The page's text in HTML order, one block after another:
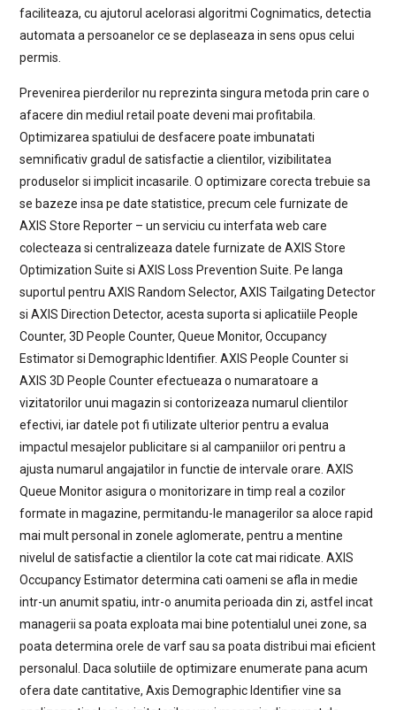
faciliteaza, cu ajutorul acelorasi algoritmi Cognimatics, detectia
automata a persoanelor ce se deplaseaza in sens opus celui
permis.
Prevenirea pierderilor nu reprezinta singura metoda prin care o
afacere din mediul retail poate deveni mai profitabila.
Optimizarea spatiului de desfacere poate imbunatati
semnificativ gradul de satisfactie a clientilor, vizibilitatea
produselor si implicit incasarile. O optimizare corecta trebuie sa
se bazeze insa pe date statistice, precum cele furnizate de
AXIS Store Reporter – un serviciu cu interfata web care
colecteaza si centralizeaza datele furnizate de AXIS Store
Optimization Suite si AXIS Loss Prevention Suite. Pe langa
suportul pentru AXIS Random Selector, AXIS Tailgating Detector
si AXIS Direction Detector, acesta suporta si aplicatiile People
Counter, 3D People Counter, Queue Monitor, Occupancy
Estimator si Demographic Identifier. AXIS People Counter si
AXIS 3D People Counter efectueaza o numaratoare a
vizitatorilor unui magazin si contorizeaza numarul clientilor
efectivi, iar datele pot fi utilizate ulterior pentru a evalua
impactul mesajelor publicitare si al campaniilor ori pentru a
ajusta numarul angajatilor in functie de intervale orare. AXIS
Queue Monitor asigura o monitorizare in timp real a cozilor
formate in magazine, permitandu-le managerilor sa aloce rapid
mai mult personal in zonele aglomerate, pentru a mentine
nivelul de satisfactie a clientilor la cote cat mai ridicate. AXIS
Occupancy Estimator determina cati oameni se afla in medie
intr-un anumit spatiu, intr-o anumita perioada din zi, astfel incat
managerii sa poata exploata mai bine potentialul unei zone, sa
poata determina orele de varf sau sa poata distribui mai eficient
personalul. Daca solutiile de optimizare enumerate pana acum
ofera date cantitative, Axis Demographic Identifier vine sa